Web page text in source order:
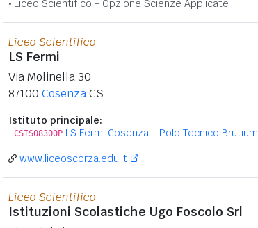
Liceo Scientifico - Opzione Scienze Applicate
Liceo Scientifico
LS Fermi
Via Molinella 30
87100 CosenzaCS
Istituto principale:
CSIS08300P LS Fermi Cosenza - Polo Tecnico Brutium
www.liceoscorza.edu.it
Liceo Scientifico
Istituzioni Scolastiche Ugo Foscolo Srl